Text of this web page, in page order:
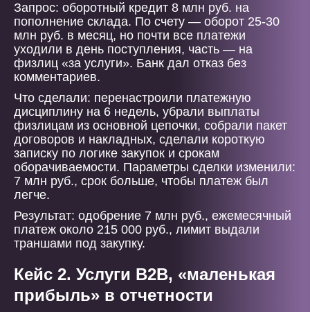
Запрос: оборотный кредит 8 млн руб. на
пополнение склада. По счету — оборот 25-30
млн руб. в месяц, но почти все платежи
уходили в день поступления, часть — на
физлиц «за услуги». Банк дал отказ без
комментариев.
Что сделали: перенастроили платежную
дисциплину на 6 недель, убрали выплаты
физлицам из основной цепочки, собрали пакет
договоров и накладных, сделали короткую
записку по логике закупок и срокам
оборачиваемости. Параметры сделки изменили:
7 млн руб., срок больше, чтобы платеж был
легче.
Результат: одобрение 7 млн руб., ежемесячный
платеж около 215 000 руб., лимит выдали
траншами под закупку.
Кейс 2. Услуги B2B, «маленькая
прибыль» в отчетности